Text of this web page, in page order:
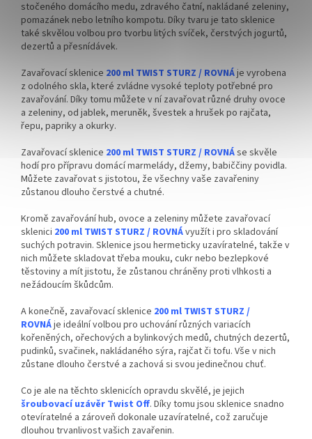
stočeného domácího medu, zdravého čatní, nakládané zeleniny,
pomazánek nebo letního kompotu. Díky tvaru je tato sklenice
také skvělou volbou pro tvorbu litých svíček, čerstvých jogurtů,
dezertů a přesnídávek.
Zavařovací sklenice 200 ml TWIST STURZ / ROVNÁje vyrobena
z odolného skla, které zvládne vysoké teploty potřebné pro
zavařování. Díky tomu můžete v ní zavařovat různé druhy ovoce
a zeleniny, od jablek, meruněk, švestek a hrušek po rajčata,
řepu, papriky a okurky.
Zavařovací sklenice 200 ml TWIST STURZ / ROVNÁse skvěle
hodí pro přípravu domácí marmelády, džemy, babiččiny povidla.
Můžete zavařovat s jistotou, že všechny vaše zavařeniny
zůstanou dlouho čerstvé a chutné.
Kromě zavařování hub, ovoce a zeleniny můžete zavařovací
sklenici 200 ml TWIST STURZ / ROVNÁvyužít i pro skladování
suchých potravin. Sklenice jsou hermeticky uzavíratelné, takže v
nich můžete skladovat třeba mouku, cukr nebo bezlepkové
těstoviny a mít jistotu, že zůstanou chráněny proti vlhkosti a
nežádoucím škůdcům.
A konečně, zavařovací sklenice 200 ml TWIST STURZ /
ROVNÁje ideální volbou pro uchování různých variacích
kořeněných, ořechových a bylinkových medů, chutných dezertů,
pudinků, svačinek, nakládaného sýra, rajčat či tofu. Vše v nich
zůstane dlouho čerstvé a zachová si svou jedinečnou chuť.
Co je ale na těchto sklenicích opravdu skvělé, je jejich
šroubovací uzávěr Twist Off. Díky tomu jsou sklenice snadno
otevíratelné a zároveň dokonale uzavíratelné, což zaručuje
dlouhou trvanlivost vašich zavařenin.